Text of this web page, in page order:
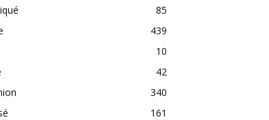
85
439
10
42
340
161